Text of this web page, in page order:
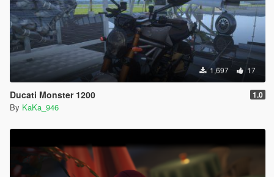
1,697 17
Ducati Monster 1200 1.0
By KaKa_946